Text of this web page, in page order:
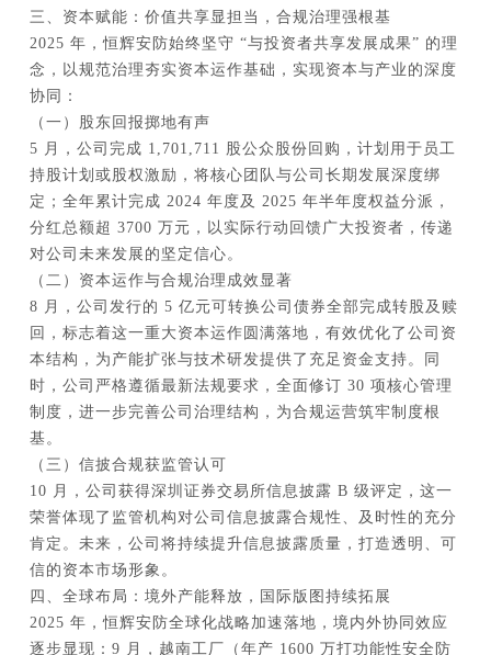
三、资本赋能：价值共享显担当，合规治理强根基
2025 年，恒辉安防始终坚守 “与投资者共享发展成果” 的理
念，以规范治理夯实资本运作基础，实现资本与产业的深度
协同：
（一）股东回报掷地有声
5 月，公司完成 1,701,711 股公众股份回购，计划用于员工
持股计划或股权激励，将核心团队与公司长期发展深度绑
定；全年累计完成 2024 年度及 2025 年半年度权益分派，
分红总额超 3700 万元，以实际行动回馈广大投资者，传递
对公司未来发展的坚定信心。
（二）资本运作与合规治理成效显著
8 月，公司发行的 5 亿元可转换公司债券全部完成转股及赎
回，标志着这一重大资本运作圆满落地，有效优化了公司资
本结构，为产能扩张与技术研发提供了充足资金支持。同
时，公司严格遵循最新法规要求，全面修订 30 项核心管理
制度，进一步完善公司治理结构，为合规运营筑牢制度根
基。
（三）信披合规获监管认可
10 月，公司获得深圳证券交易所信息披露 B 级评定，这一
荣誉体现了监管机构对公司信息披露合规性、及时性的充分
肯定。未来，公司将持续提升信息披露质量，打造透明、可
信的资本市场形象。
四、全球布局：境外产能释放，国际版图持续拓展
2025 年，恒辉安防全球化战略加速落地，境内外协同效应
逐步显现：9 月，越南工厂（年产 1600 万打功能性安全防